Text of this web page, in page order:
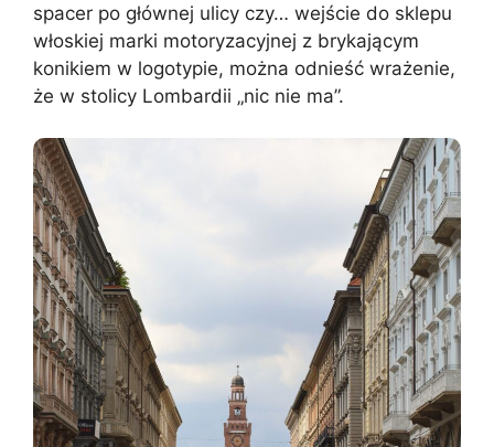
spacer po głównej ulicy czy… wejście do sklepu
włoskiej marki motoryzacyjnej z brykającym
konikiem w logotypie, można odnieść wrażenie,
że w stolicy Lombardii „nic nie ma”.